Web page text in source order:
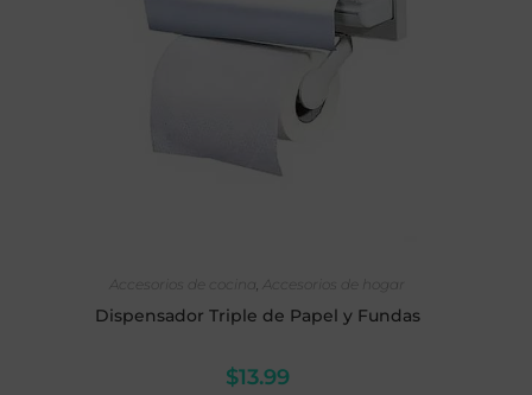
Accesorios de cocina Accesorios de hogar
Dispensador Triple de Papel y Fundas
$13.99